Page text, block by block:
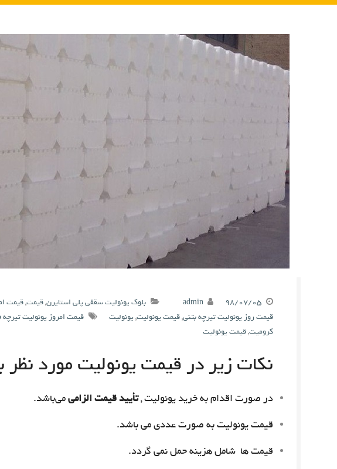
۹۸/۰۷/۰۵ admin بلوک یونولیت سقفی پلی استایرن,قیمت,قیمت
قیمت روز یونولیت تیرچه بتنی,قیمت یونولیت,یونولیت قیمت امروز یونولیت تیرچه
کرومیت,قیمت یونولیت
نکات زیر در قیمت یونولیت مورد نظر
در صورت اقدام به خرید یونولیت ,تأیید قیمت الزامیمی‌باشد.
قیمت یونولیت به صورت عددی می باشد.
قیمت ها شامل هزینه حمل نمی گردد.